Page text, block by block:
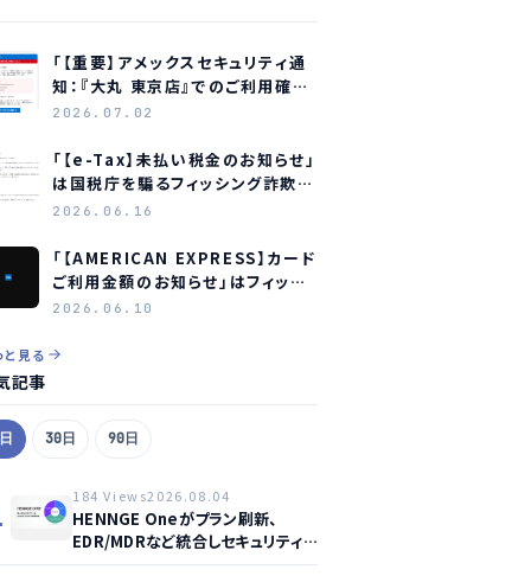
「【重要】アメックスセキュリティ通
知：『大丸 東京店』でのご利用確認
をお願いします」はフィッシング詐
2026.07.02
「【e-Tax】未払い税金のお知らせ」
は国税庁を騙るフィッシング詐欺
― 見分け方と対処法
2026.06.16
「【AMERICAN EXPRESS】カード
ご利用金額のお知らせ」はフィッシ
ング詐欺メール ― アメリカン・エ
け方
2026.06.10
と見る
記事
30日 90日
184 Views2026.08.04
HENNGE Oneがプラン刷新、
EDR/MDRなど統合しセキュリティ
強化へ